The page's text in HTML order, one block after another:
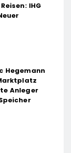
IHG
Hegemann
Anleger